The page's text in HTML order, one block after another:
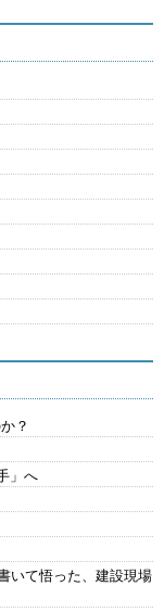
？
」へ
いて悟った、建設現場